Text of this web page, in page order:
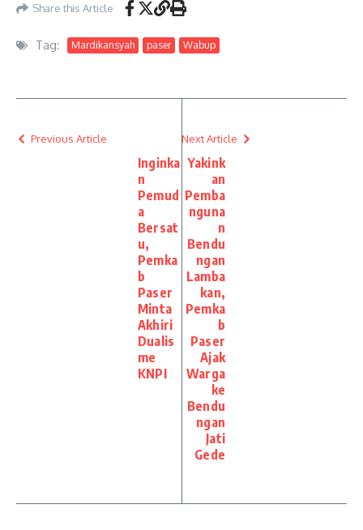
Share this Article
Tag: Mardikansyah paser Wabup
Previous Article
Inginka
n
Pemud
a
Bersat
u,
Pemka
b
Paser
Minta
Akhiri
Dualis
me
KNPI
Next Article
Yakink
an
Pemba
nguna
n
Bendu
ngan
Lamba
kan,
Pemka
b
Paser
Ajak
Warga
ke
Bendu
ngan
Jati
Gede